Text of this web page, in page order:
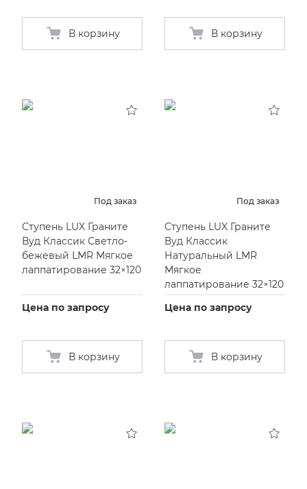
В корзину В корзину
Под заказ
Ступень LUX Граните
Вуд Классик Светло-
бежевый LMR Мягкое
лаппатирование 32×120
Цена по запросу
В корзину
Под заказ
Ступень LUX Граните
Вуд Классик
Натуральный LMR
Мягкое
лаппатирование 32×120
Цена по запросу
В корзину